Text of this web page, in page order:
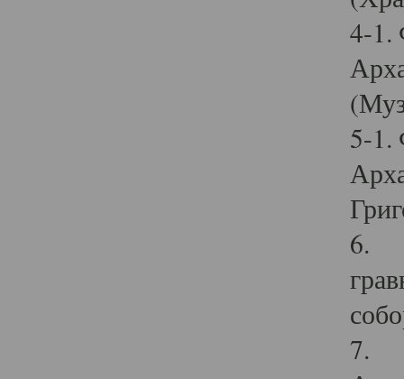
4-1.
5-1.
6.
7.